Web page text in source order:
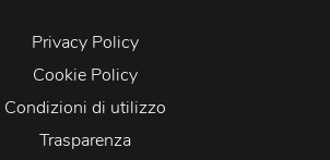
Privacy Policy
Cookie Policy
Condizioni di utilizzo
Trasparenza